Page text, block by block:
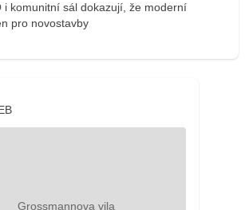
i komunitní sál dokazují, že moderní
pro novostavby